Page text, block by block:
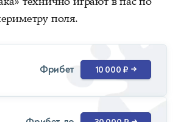
поля.
Фрибет 10 000 ₽ →